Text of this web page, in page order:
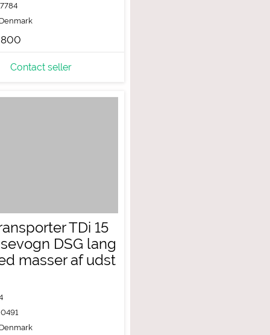
Contact seller
TDi 15
DSG lang
masser af udst